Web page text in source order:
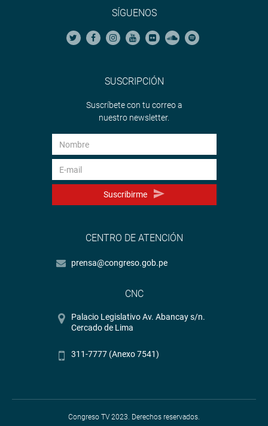
SÍGUENOS
SUSCRIPCIÓN
Suscríbete con tu correo a
nuestro newsletter.
Suscribirme
CENTRO DE ATENCIÓN
prensa@congreso.gob.pe
CNC
Palacio Legislativo Av. Abancay s/n.
Cercado de Lima
311-7777 (Anexo 7541)
Congreso TV 2023. Derechos reservados.